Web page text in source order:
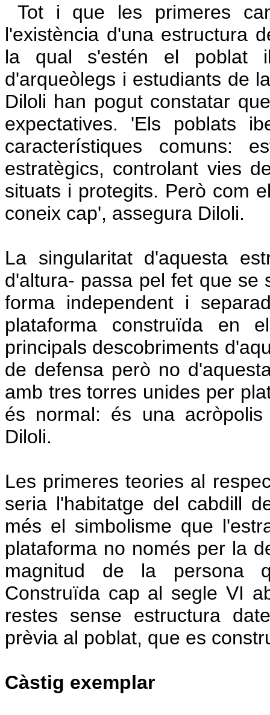
Tot i que les primeres
l'existència d'una estructura
la qual s'estén el poblat
d'arqueòlegs i estudiants de
Diloli han pogut constatar
expectatives. 'Els poblats
característiques comuns:
estratègics, controlant vies
situats i protegits. Però com
coneix cap', assegura Diloli.
La singularitat d'aquesta
d'altura- passa pel fet que se
forma independent i
plataforma construïda en
principals descobriments
de defensa però no
amb tres torres unides per
és normal: és una
Diloli.
Les primeres teories al
seria l'habitatge del cabdill
més el simbolisme que
plataforma no només per la
magnitud de la persona
Construïda cap al segle VI
restes sense estructura
prèvia al poblat, que es
Càstig exemplar